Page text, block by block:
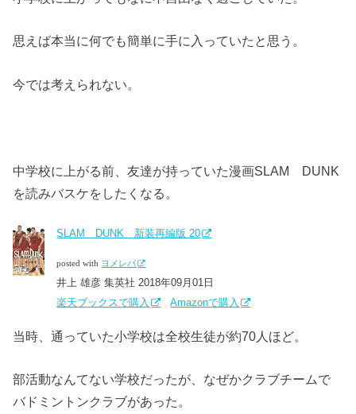
思えば本当に何でも簡単に手に入っていたと思う。
今では考えられない。
中学校に上がる前、友達が持っていた漫画SLAM DUNK
を読みバスケをしたくなる。
SLAM DUNK 新装再編版 20
posted with ヨメレバ
井上 雄彦 集英社 2018年09月01日
楽天ブックスで購入
Amazonで購入
当時、通っていた小学校は全校生徒が約70人ほど。
部活動なんてない学校だったが、なぜかクラブチームで
バドミントンクラブがあった。